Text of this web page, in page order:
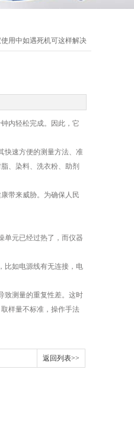
用中如遇死机可这样解决
内轻松完成。因此，它
快速方便的测量方法、准
、染料、洗衣粉、助剂
带来威胁。为确保人民
单元已经过热了，而仪器
比如电源线有无连接，电
致测量的重复性差。这时
样量不标准，操作手法
返回列表>>